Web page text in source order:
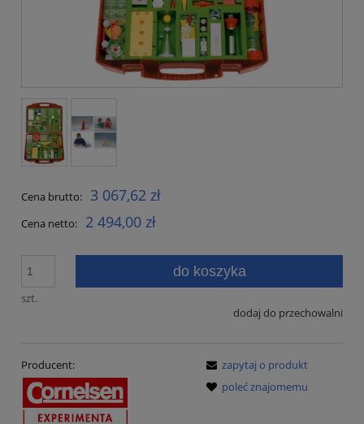
Cena brutto: 3 067,62 zł
Cena netto: 2 494,00 zł
szt.
do koszyka
dodaj do przechowalni
Producent:
zapytaj o produkt
poleć znajomemu